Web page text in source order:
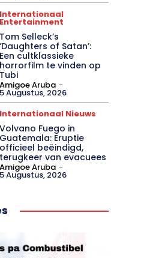
Internationaal
Entertainment
Tom Selleck’s
‘Daughters of Satan’:
Een cultklassieke
horrorfilm te vinden op
Tubi
Amigoe Aruba -
5 Augustus, 2026
Internationaal Nieuws
Volvano Fuego in
Guatemala: Eruptie
officieel beëindigd,
terugkeer van evacuees
Amigoe Aruba -
5 Augustus, 2026